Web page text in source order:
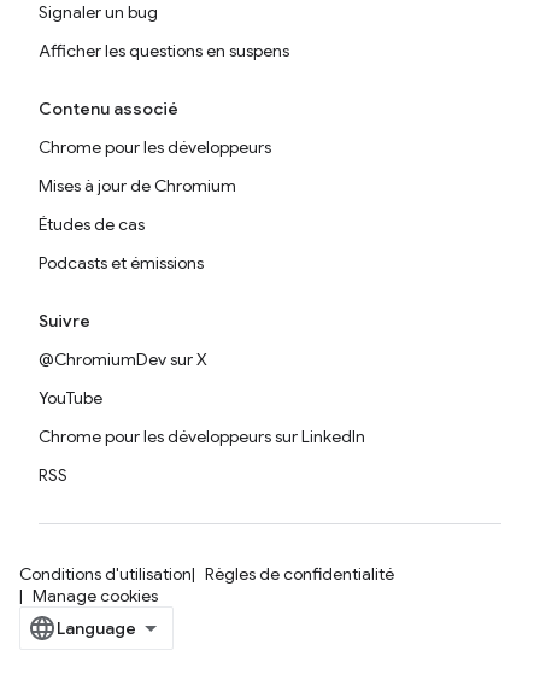
Signaler un bug
Afficher les questions en suspens
Contenu associé
Chrome pour les développeurs
Mises à jour de Chromium
Études de cas
Podcasts et émissions
Suivre
@ChromiumDev sur X
YouTube
Chrome pour les développeurs sur LinkedIn
RSS
Conditions d'utilisation
Règles de confidentialité
Manage cookies